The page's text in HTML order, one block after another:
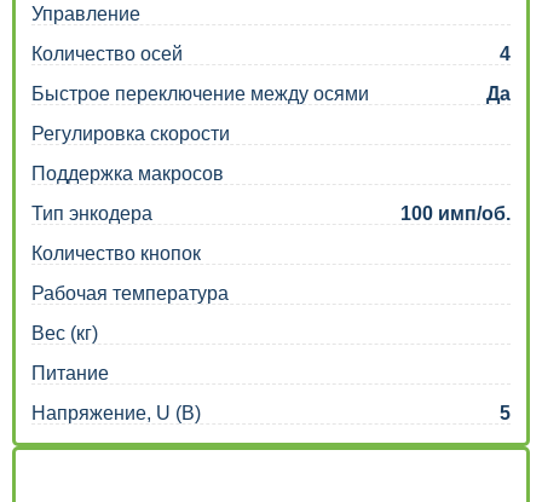
Управление
Количество осей
4
Быстрое переключение между осями
Да
Регулировка скорости
Поддержка макросов
Тип энкодера
100 имп/об.
Количество кнопок
Рабочая температура
Вес (кг)
Питание
Напряжение, U (В)
5